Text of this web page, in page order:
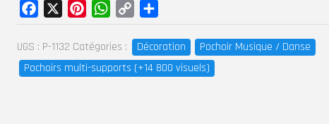
UGS : P-1132 Catégories : Décoration
Pochoir Musique / Danse
Pochoirs multi-supports (+14 800 visuels)
Facebook PinterestWhatsApp
Copy
Link